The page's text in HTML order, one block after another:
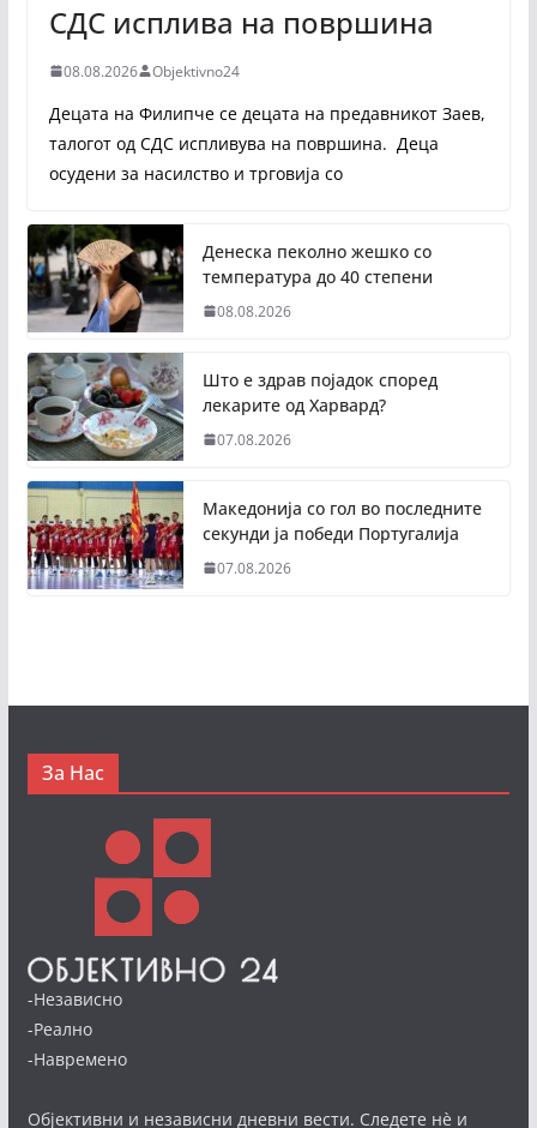
СДС исплива на површина
08.08.2026 Objektivno24
Децата на Филипче се децата на предавникот Заев,
талогот од СДС испливува на површина. Деца
осудени за насилство и трговија со
Денеска пеколно жешко со
температура до 40 степени
08.08.2026
Што е здрав појадок според
лекарите од Харвард?
07.08.2026
Македонија со гол во последните
секунди ја победи Португалија
07.08.2026
За Нас
-Независно
-Реално
-Навремено
Објективни и независни дневни вести. Следете нè и